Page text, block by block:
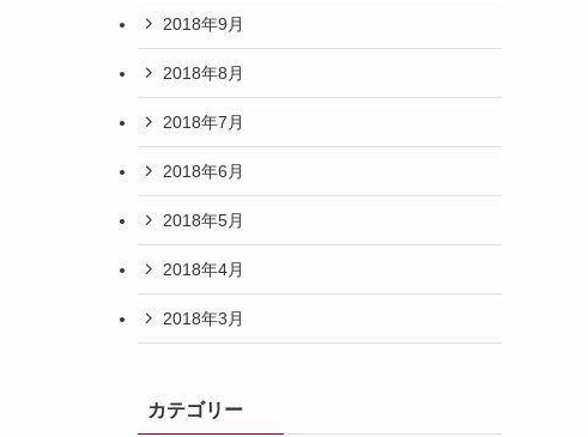
2018年9月
2018年8月
2018年7月
2018年6月
2018年5月
2018年4月
2018年3月
カテゴリー